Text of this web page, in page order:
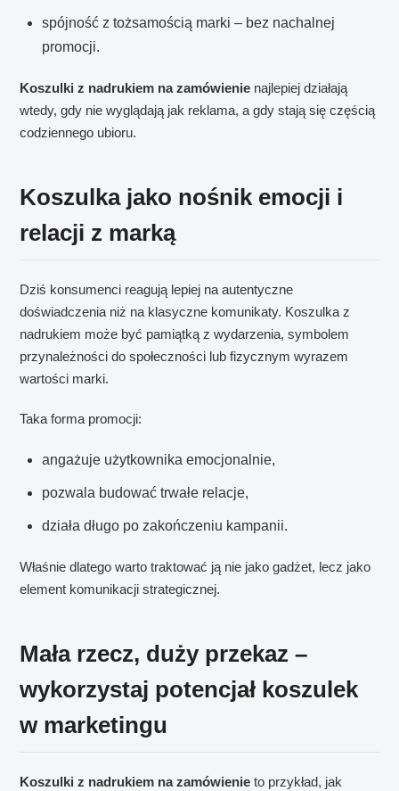
spójność z tożsamością marki – bez nachalnej
promocji.
Koszulki z nadrukiem na zamówienie najlepiej działają
wtedy, gdy nie wyglądają jak reklama, a gdy stają się częścią
codziennego ubioru.
Koszulka jako nośnik emocji i
relacji z marką
Dziś konsumenci reagują lepiej na autentyczne
doświadczenia niż na klasyczne komunikaty. Koszulka z
nadrukiem może być pamiątką z wydarzenia, symbolem
przynależności do społeczności lub fizycznym wyrazem
wartości marki.
Taka forma promocji:
angażuje użytkownika emocjonalnie,
pozwala budować trwałe relacje,
działa długo po zakończeniu kampanii.
Właśnie dlatego warto traktować ją nie jako gadżet, lecz jako
element komunikacji strategicznej.
Mała rzecz, duży przekaz –
wykorzystaj potencjał koszulek
w marketingu
Koszulki z nadrukiem na zamówienie to przykład, jak